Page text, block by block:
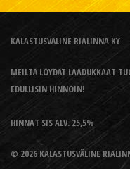
KALASTUSVÄLINE RIALINNA KY
MEILTÄ LÖYDÄT LAADUKKAAT
EDULLISIN HINNOIN!
HINNAT SIS ALV. 25,5%
© 2026 KALASTUSVÄLINE